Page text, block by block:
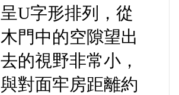
呈U字形排列，從
木門中的空隙望出
去的視野非常小，
與對面牢房距離約